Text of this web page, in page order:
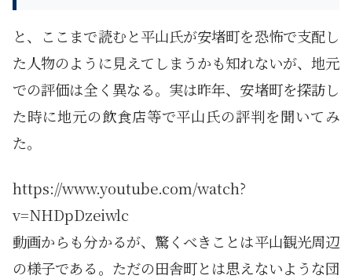
と、ここまで読むと平山氏が安堵町を恐怖で支配し
た人物のように見えてしまうかも知れないが、地元
での評価は全く異なる。実は昨年、安堵町を探訪し
た時に地元の飲食店等で平山氏の評判を聞いてみ
た。
https://www.youtube.com/watch?
v=NHDpDzeiwlc
動画からも分かるが、驚くべきことは平山観光周辺
の様子である。ただの田舎町とは思えないような団